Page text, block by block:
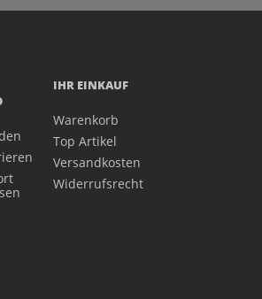
IHR EINKAUF
Warenkorb
Top Artikel
Versandkosten
Widerrufsrecht